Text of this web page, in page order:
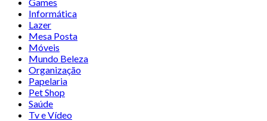
Informática
Lazer
Mesa Posta
Móveis
Mundo Beleza
Organização
Papelaria
Pet Shop
Saúde
Tv e Vídeo